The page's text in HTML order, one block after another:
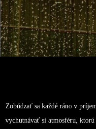
Zobúdzať sa každé ráno v
vychutnávať si atmosféru,